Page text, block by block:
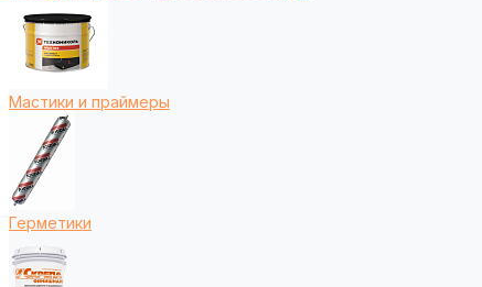
Мастики и праймеры
Герметики